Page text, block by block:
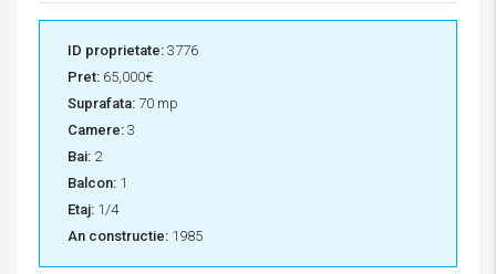
ID proprietate: 3776
Pret: 65,000€
Suprafata: 70 mp
Camere: 3
Bai: 2
Balcon: 1
Etaj: 1/4
An constructie: 1985